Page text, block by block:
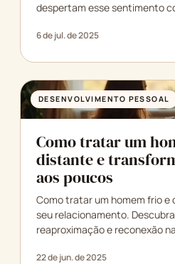
despertam esse sentimento
6 de jul. de 2025
DESENVOLVIMENTO PESSOAL
Como tratar um
distante e
aos poucos
Como tratar um homem frio e
seu relacionamento.
reaproximação e reconexão
22 de jun. de 2025